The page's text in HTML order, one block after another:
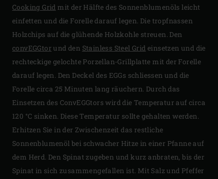
Cooking Grid mit der Hälfte des Sonnenblumenöls leicht
einfetten und die Forelle darauf legen. Die tropfnassen
Holzchips auf die glühende Holzkohle streuen. Den
convEGGtor und den Stainless Steel Grid einsetzen und die
rechteckige gelochte Porzellan-Grillplatte mit der Forelle
darauf legen. Den Deckel des EGGs schliessen und die
Forelle circa 25 Minuten lang räuchern. Durch das
Einsetzen des ConvEGGtors wird die Temperatur auf circa
120 °C sinken. Diese Temperatur sollte gehalten werden.
Erhitzen Sie in der Zwischenzeit das restliche
Sonnenblumenöl bei schwacher Hitze in einer Pfanne auf
dem Herd. Den Spinat zugeben und kurz anbraten, bis der
Spinat in sich zusammengefallen ist. Mit Salz und Pfeffer